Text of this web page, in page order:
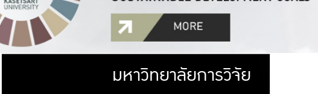
มหาวิทยาลัย
มหาวิทยาลัยการวิจัย